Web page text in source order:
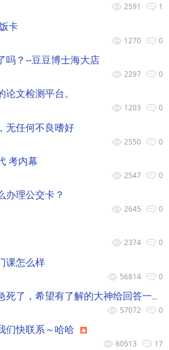
1
2591
卡
0
1270
吗？--豆豆博士海大店
0
2297
文检测平台。
0
1203
无任何不良嗜好
0
2550
考内幕
0
2547
办理公交卡？
0
2645
0
2374
课怎么样
0
56814
问个缓考的问题，急死了，希望有了解的大神给回答一下，急 急 急
0
57072
们快联系～哈哈
17
60513